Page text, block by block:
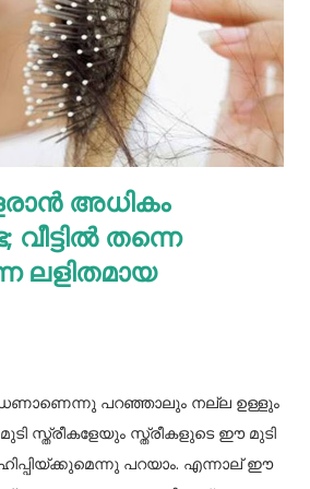
ഫോളേറ്റ് (വിറ്റാമിൻ ബി 9), ഇരുമ്പ്,
മികച്ച ഉറവിടമാണ്
പ്രോട്ടീനുകളും
വെള്ളക്കടല പതിവായി
തടയാൻ സഹായിക്കുന്നു. റാഗി...
റാഗിക്ക്
റാഗി ഗ്ലൂറ്റൻ രഹിതവും
മറ്റ് തിനകളേക്കാൾ കൂടുതൽ
അധികം
വീട്ടിൽ തന്നെ
ലളിതമായ
പറഞ്ഞാലും നല്ല ഉള്ളും
സ്ത്രീകളേയും സ്ത്രീകളുടെ ഈ മുടി
പറയാം. എന്നാല് ഈ